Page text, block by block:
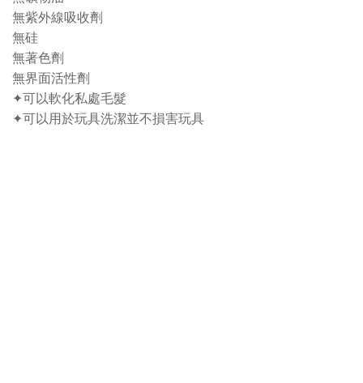
無紫外線吸收劑
無硅
無著色劑
無界面活性劑
✦可以軟化私處毛髮
✦可以用於玩具洗潔並不損害玩具